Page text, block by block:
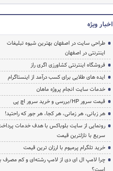
اخبار ویژه
طراحی سایت در اصفهان بهترین شیوه تبلیغات
اینترنتی در اصفهان
فروشگاه اینترنتی کشاورزی اگری راز
ایده های طلایی برای کسب درآمد از اینستاگرام
خدمات سایت انجام پروژه ماهان
قیمت سرور HP/بررسی و خرید سرور اچ پی
هر زبانی، هر زمانی، هر کجا، هر جور که راحتید!
رونمایی از سایت بلوباکس با هدف خدمات
سریع با نازلترین قیمت
خرید تلگرام پرمیوم با ارزان ترین قیمت
چرا لامپ ال ای دی از لامپ رشته‌ای و کم مصرف